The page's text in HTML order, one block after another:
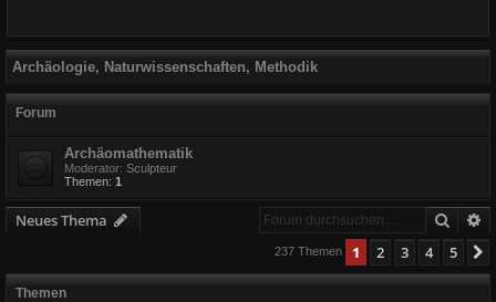
Archäologie, Naturwissenschaften, Methodik
Forum
Archäomathematik
Moderator: Sculpteur
Themen: 1
Neues Thema Suche
237 Themen 1 2 3 4 5
Themen